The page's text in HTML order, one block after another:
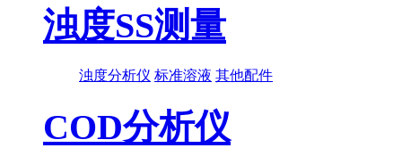
浊度SS测量
浊度分析仪 标准溶液 其他配件
COD分析仪